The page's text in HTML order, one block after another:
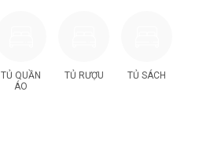
TỦ QUẦN
ÁO
TỦ RƯỢU TỦ SÁCH